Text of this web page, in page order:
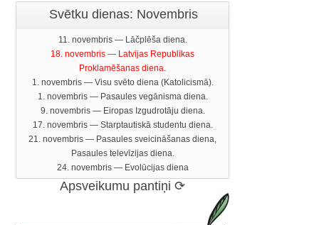
Svētku dienas: Novembris
11. novembris — Lāčplēša diena.
18. novembris — Latvijas Republikas
Proklamēšanas diena.
1. novembris — Visu svēto diena (Katolicismā).
1. novembris — Pasaules vegānisma diena.
9. novembris — Eiropas Izgudrotāju diena.
17. novembris — Starptautiskā studentu diena.
21. novembris — Pasaules sveicināšanas diena,
Pasaules televīzijas diena.
24. novembris — Evolūcijas diena
Apsveikumu pantiņi ⟳